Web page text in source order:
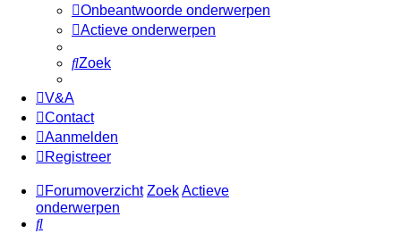
Onbeantwoorde onderwerpen
Actieve onderwerpen
Zoek
V&A
Contact
Aanmelden
Registreer
Forumoverzicht ZoekActieve
onderwerpen
Zoek